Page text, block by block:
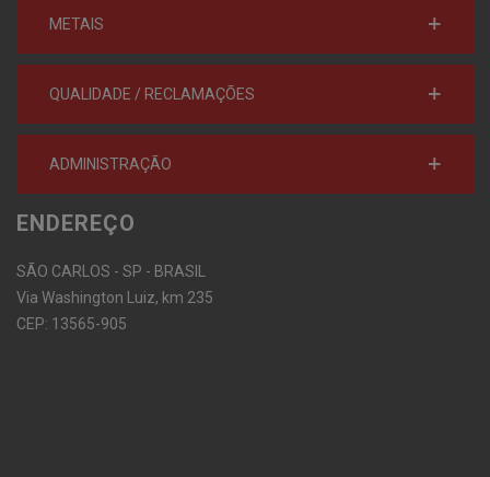
METAIS
QUALIDADE / RECLAMAÇÕES
ADMINISTRAÇÃO
ENDEREÇO
SÃO CARLOS - SP - BRASIL
Via Washington Luiz, km 235
CEP: 13565-905